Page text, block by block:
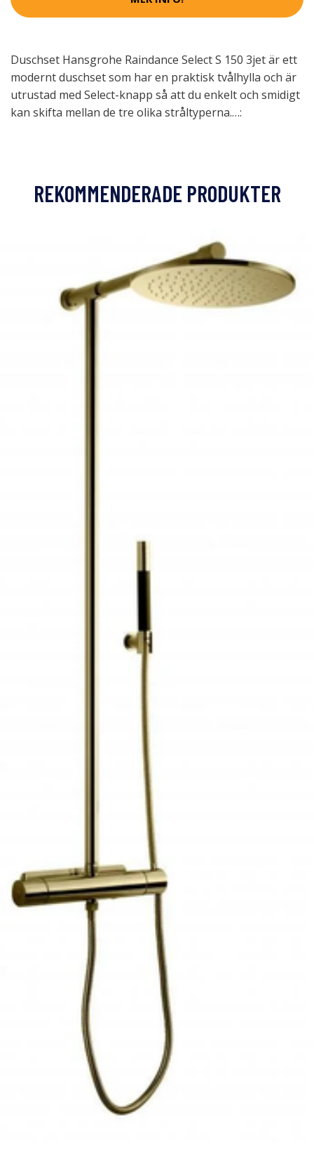
Duschset Hansgrohe Raindance Select S 150 3jet är ett
modernt duschset som har en praktisk tvålhylla och är
utrustad med Select-knapp så att du enkelt och smidigt
kan skifta mellan de tre olika stråltyperna.…:
REKOMMENDERADE PRODUKTER